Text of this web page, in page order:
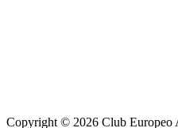
Copyright © 2026 Club Europeo